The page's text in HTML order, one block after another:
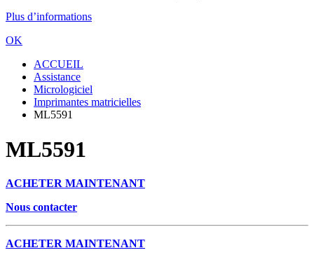
Plus d’informations
OK
ACCUEIL
Assistance
Micrologiciel
Imprimantes matricielles
ML5591
ML5591
ACHETER MAINTENANT
Nous contacter
ACHETER MAINTENANT